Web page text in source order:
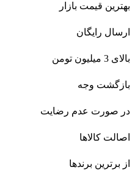
بهترین قیمت بازار
ارسال رایگان
بالای 3 میلیون تومن
بازگشت وجه
در صورت عدم رضایت
اصالت کالاها
از برترین برندها